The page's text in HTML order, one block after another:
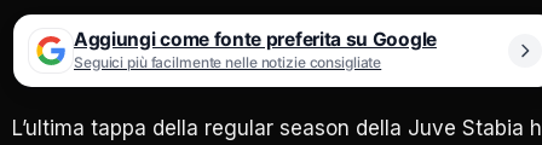
Aggiungi come fonte preferita su Google
Seguici più facilmente nelle notizie consigliate
L’ultima tappa della regular season della Juve Stabia